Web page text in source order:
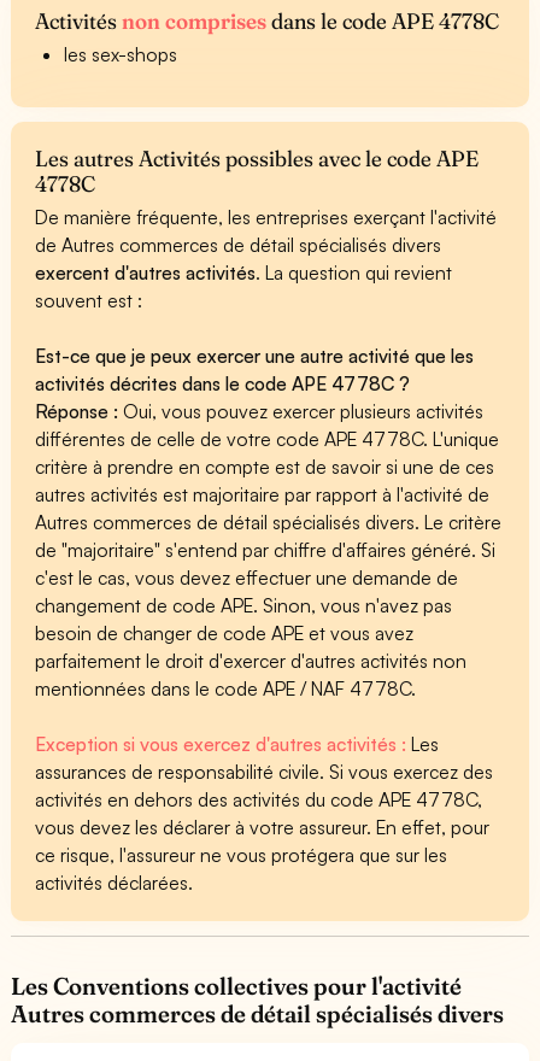
Activitésnon comprisesdans le code APE 4778C
les sex-shops
Les autres Activités possibles avec le code APE
4778C
De manière fréquente, les entreprises exerçant l'activité
de Autres commerces de détail spécialisés divers
exercent d'autres activités. La question qui revient
souvent est :
Est-ce que je peux exercer une autre activité que les
activités décrites dans le code APE 4778C ?
Réponse :Oui, vous pouvez exercer plusieurs activités
différentes de celle de votre code APE 4778C. L'unique
critère à prendre en compte est de savoir si une de ces
autres activités est majoritaire par rapport à l'activité de
Autres commerces de détail spécialisés divers. Le critère
de "majoritaire" s'entend par chiffre d'affaires généré. Si
c'est le cas, vous devez effectuer une demande de
changement de code APE. Sinon, vous n'avez pas
besoin de changer de code APE et vous avez
parfaitement le droit d'exercer d'autres activités non
mentionnées dans le code APE / NAF 4778C.
Exception si vous exercez d'autres activités :Les
assurances de responsabilité civile. Si vous exercez des
activités en dehors des activités du code APE 4778C,
vous devez les déclarer à votre assureur. En effet, pour
ce risque, l'assureur ne vous protégera que sur les
activités déclarées.
Les Conventions collectives pour l'activité
Autres commerces de détail spécialisés divers